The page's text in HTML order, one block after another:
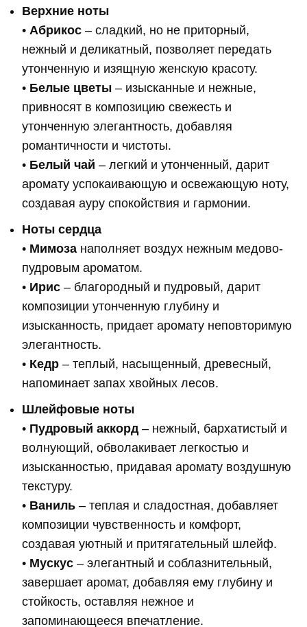
Верхние ноты
• Абрикос – сладкий, но не приторный,
нежный и деликатный, позволяет передать
утонченную и изящную женскую красоту.
• Белые цветы – изысканные и нежные,
привносят в композицию свежесть и
утонченную элегантность, добавляя
романтичности и чистоты.
• Белый чай – легкий и утонченный, дарит
аромату успокаивающую и освежающую ноту,
создавая ауру спокойствия и гармонии.
Ноты сердца
• Мимоза наполняет воздух нежным медово-
пудровым ароматом.
• Ирис – благородный и пудровый, дарит
композиции утонченную глубину и
изысканность, придает аромату неповторимую
элегантность.
• Кедр – теплый, насыщенный, древесный,
напоминает запах хвойных лесов.
Шлейфовые ноты
• Пудровый аккорд – нежный, бархатистый и
волнующий, обволакивает легкостью и
изысканностью, придавая аромату воздушную
текстуру.
• Ваниль – теплая и сладостная, добавляет
композиции чувственность и комфорт,
создавая уютный и притягательный шлейф.
• Мускус – элегантный и соблазнительный,
завершает аромат, добавляя ему глубину и
стойкость, оставляя нежное и
запоминающееся впечатление.